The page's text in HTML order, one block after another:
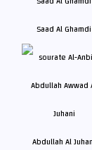
Saad Al Ghamdi
Abdullah Al